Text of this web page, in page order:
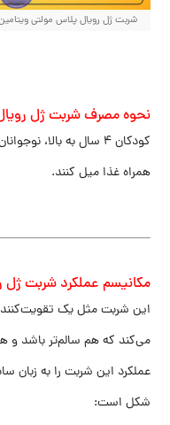
شربت ژل رویال پلاس مولتی
نحوه مصرف شربت ژل
همراه غذا میل کنند.
مکانیسم عملکرد شربت ژل
این شربت مثل یک
می‌کند که هم سالم‌تر باشد و
عملکرد این شربت را به زبان
شکل است: